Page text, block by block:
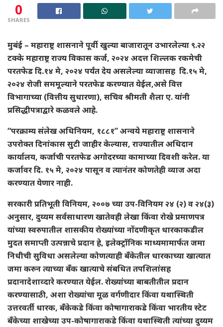
0
SHARES
मुबंई – महाराष्ट्र शासनाने पूर्वी खुल्या बाजारातून उभारलेल्या ९.२२
टक्के महाराष्ट्र राज्य विकास कर्ज, २०२४ अदत्त शिल्लक रकमेची
परतफेड दि.१४ मे, २०२४ पर्यंत देय असलेल्या व्याजासह दि.१५ मे,
२०२४ रोजी सममूल्याने परतफेड करण्यात येईल,असे वित्त
विभागाच्या (वित्तीय सुधारणा), सचिव श्रीमती शैला ए. यांनी
प्रसिद्धीपत्राद्वारे कळवले आहे.
“परक्राम्य संलेख अधिनियम, १८८१” अन्वये महाराष्ट्र शासनाने
उपरोक्त दिनांकास सुटी जाहीर केल्यास, राज्यातील अधिदान
कार्यालय, कर्जाची परतफेड अगोदरच्या कामाच्या दिवशी करेल. या
कर्जावर दि. १५ मे, २०२४ पासून व त्यानंतर कोणतेही व्याज अदा
करण्यात येणार नाही.
सरकारी प्रतिभूती विनियम, २००७ च्या उप-विनियम २४ (२) व २४(३)
अनुसार, दुय्यम सर्वसाधारण खातेवही लेखा किंवा रोखे प्रमाणपत्र
यांच्या स्वरुपातील शासकीय रोख्यांच्या नोंदणीकृत धारकाकडील
मुदत समाप्ती उत्पन्नाचे प्रदान हे, इलेक्ट्रॉनिक माध्यमामार्फत जमा
निधीची सुविधा असलेल्या कोणत्याही बँकेतील धारकाच्या खात्यात
जमा करुन त्याच्या बँक खात्याचे संबधित तपशिलांसह
प्रदानादेशाव्दारे करण्यात येईल. रोख्यांच्या बाबतीतील प्रदान
करण्यासाठी, अशा रोख्यांचा मूळ वर्गणीदार किंवा यथास्थिती
उत्तरवर्ती धारक, बँकेकडे किंवा कोषागाराकडे किंवा भारतीय स्टेट
बँकेच्या शाखेच्या उप-कोषागाराकडे किंवा यथास्थिती त्यांच्या दुय्यम